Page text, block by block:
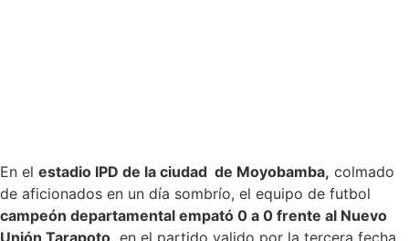
En el estadio IPD de la ciudad de Moyobamba, colmado
de aficionados en un día sombrío, el equipo de futbol
campeón departamental empató 0 a 0 frente al Nuevo